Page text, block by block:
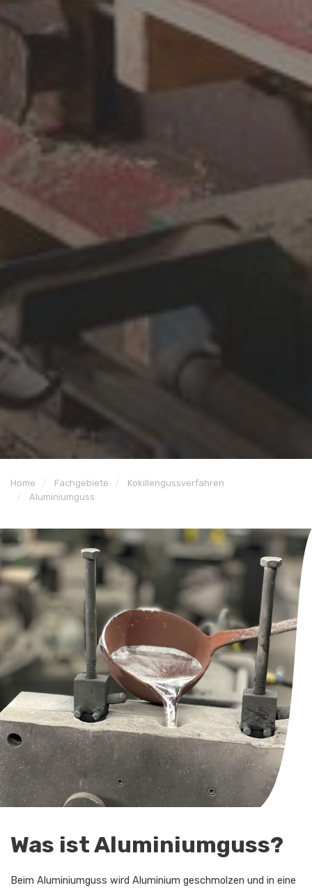
Home Fachgebiete
Kokillengussverfahren
Aluminiumguss
Was ist Aluminiumguss?
Beim Aluminiumguss wird Aluminium geschmolzen und in eine